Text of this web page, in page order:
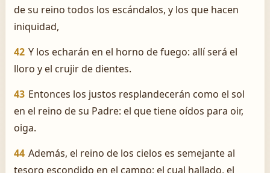
de su reino todos los escándalos, y los que hacen
iniquidad,
42 Y los echarán en el horno de fuego: allí será el
lloro y el crujir de dientes.
43 Entonces los justos resplandecerán como el sol
en el reino de su Padre: el que tiene oídos para oir,
oiga.
44 Además, el reino de los cielos es semejante al
tesoro escondido en el campo; el cual hallado, el